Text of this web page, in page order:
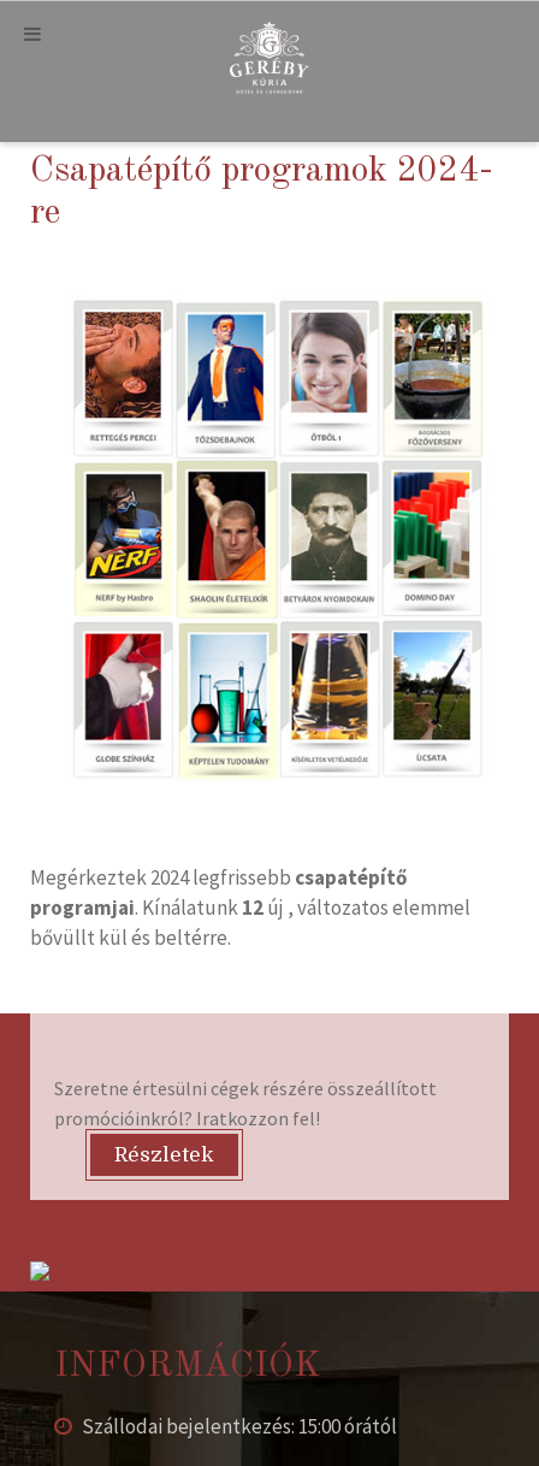
Csapatépítő programok 2024-
re
Megérkeztek 2024 legfrissebb csapatépítő
programjai. Kínálatunk12új , változatos elemmel
bővüllt kül és beltérre.
Szeretne értesülni cégek részére összeállított
promócióinkról? Iratkozzon fel!
Részletek
INFORMÁCIÓK
Szállodai bejelentkezés: 15:00 órától